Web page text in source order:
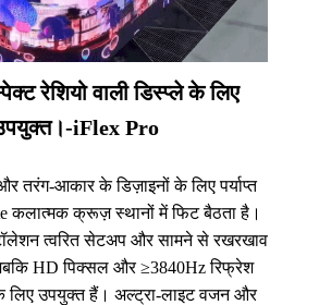
रेशियो वाली डिस्प्ले के लिए
iFlex Pro
तरंग-आकार के डिज़ाइनों के लिए पर्याप्त
कलात्मक क्रूज़ स्थानों में फिट बैठता है।
त्वरित सेटअप और सामने से रखरखाव
HD पिक्सल और ≥3840Hz रिफ्रेश
लिए उपयुक्त हैं। अल्ट्रा-लाइट वजन और